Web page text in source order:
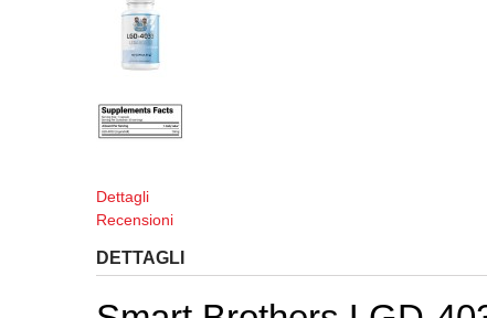
Dettagli
Recensioni
DETTAGLI